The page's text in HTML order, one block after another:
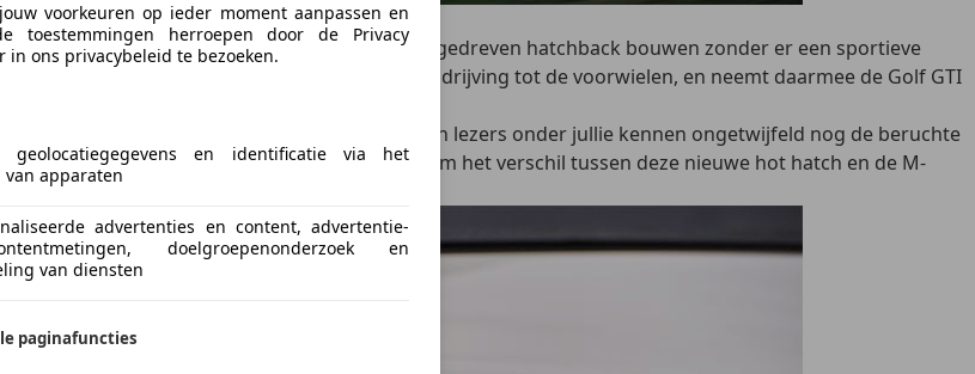
voorkeuren op ieder moment aanpassen en
toestemmingen herroepen door de Privacy
in ons privacybeleid te bezoeken.
geolocatiegegevens en identificatie via het
van apparaten
advertenties en content, advertentie-
doelgroepenonderzoek en
van diensten
paginafuncties
BMW kan immers geen voorwielaangedreven hatchback bouwen zonder er een sportieve
wielen aan. Deze nieuwkomer beperkt de aandrijving tot de voorwielen, en neemt daarmee de Golf GTI
nieuw is die niet helemaal. De meer ervaren lezers onder jullie kennen ongetwijfeld nog de beruchte
door ook nog de 323ti en 325ti Compact. Om het verschil tussen deze nieuwe hot hatch en de M-